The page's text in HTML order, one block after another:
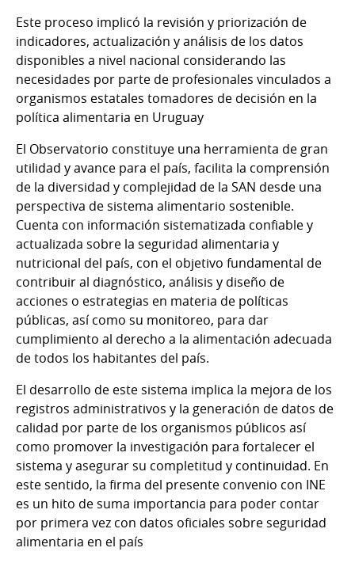
Este proceso implicó la revisión y priorización de
indicadores, actualización y análisis de los datos
disponibles a nivel nacional considerando las
necesidades por parte de profesionales vinculados a
organismos estatales tomadores de decisión en la
política alimentaria en Uruguay
El Observatorio constituye una herramienta de gran
utilidad y avance para el país, facilita la comprensión
de la diversidad y complejidad de la SAN desde una
perspectiva de sistema alimentario sostenible.
Cuenta con información sistematizada confiable y
actualizada sobre la seguridad alimentaria y
nutricional del país, con el objetivo fundamental de
contribuir al diagnóstico, análisis y diseño de
acciones o estrategias en materia de políticas
públicas, así como su monitoreo, para dar
cumplimiento al derecho a la alimentación adecuada
de todos los habitantes del país.
El desarrollo de este sistema implica la mejora de los
registros administrativos y la generación de datos de
calidad por parte de los organismos públicos así
como promover la investigación para fortalecer el
sistema y asegurar su completitud y continuidad. En
este sentido, la firma del presente convenio con INE
es un hito de suma importancia para poder contar
por primera vez con datos oficiales sobre seguridad
alimentaria en el país